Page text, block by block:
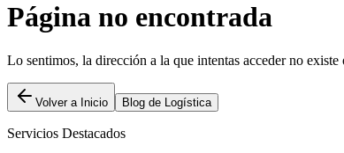
Página no encontrada
Lo sentimos, la dirección a la que intentas acceder no
Volver a Inicio Blog de Logística
Servicios Destacados